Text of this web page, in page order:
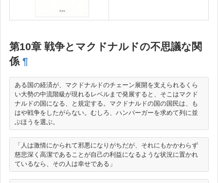
第10章 戦争とマクドナルドの不思議な関
係 ¶
ある国の経済が、マクドナルドのチェーン展開を支えられるくら
い大勢の中流階級が現れるレベルまで発展すると、そこはマクド
ナルドの国になる、と規定する。マクドナルドの国の国民は、も
はや戦争をしたがらない。むしろ、ハンバーガーを求めて列に並
「人は激情にかられて邪悪になりがちだが、それにもかかわらず
慈悲深く高潔であることが自己の利益になるような状況に置かれ